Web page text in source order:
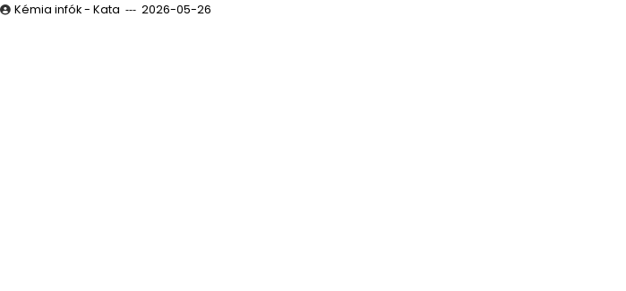
Kémia infók - Kata 2026-05-26